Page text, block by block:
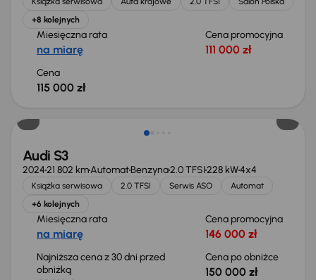
+8 kolejnych
Miesięczna rata
na miarę
Cena promocyjna
111 000 zł
Cena
115 000 zł
Audi S3
202421 802 kmAutomatBenzyna2.0 TFSI228 kW4x4
Książka serwisowa 2.0 TFSI Serwis ASO
Automat
+6 kolejnych
Miesięczna rata
na miarę
Cena promocyjna
146 000 zł
Najniższa cena z 30 dni przed
obniżką
Cena po obniżce
150 000 zł